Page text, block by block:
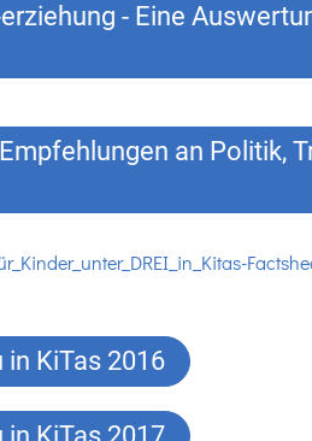
- Eine
an Politik,
KiTas 2016